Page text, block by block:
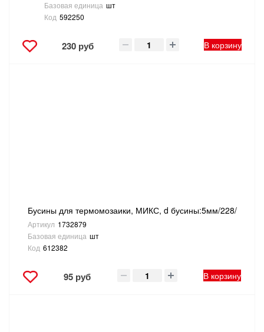
Базовая единица шт
Код 592250
230 руб В корзину
Бусины для термомозаики, МИКС, d бусины:5мм/228/
Артикул 1732879
Базовая единица шт
Код 612382
95 руб В корзину